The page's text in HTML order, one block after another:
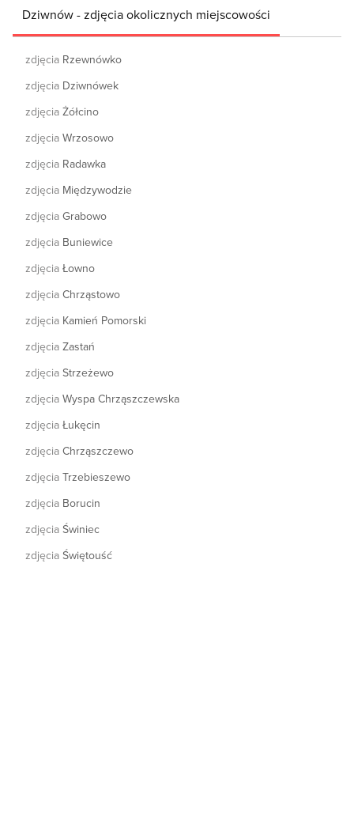
Dziwnów - zdjęcia okolicznych miejscowości
zdjęcia Rzewnówko
zdjęcia Dziwnówek
zdjęcia Żółcino
zdjęcia Wrzosowo
zdjęcia Radawka
zdjęcia Międzywodzie
zdjęcia Grabowo
zdjęcia Buniewice
zdjęcia Łowno
zdjęcia Chrząstowo
zdjęcia Kamień Pomorski
zdjęcia Zastań
zdjęcia Strzeżewo
zdjęcia Wyspa Chrząszczewska
zdjęcia Łukęcin
zdjęcia Chrząszczewo
zdjęcia Trzebieszewo
zdjęcia Borucin
zdjęcia Świniec
zdjęcia Świętouść